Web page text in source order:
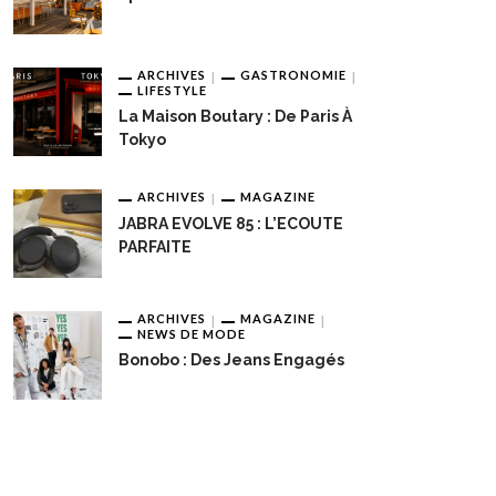
ARCHIVES
GASTRONOMIE
LIFESTYLE
La Maison Boutary : De Paris À
Tokyo
ARCHIVES MAGAZINE
JABRA EVOLVE 85 : L’ECOUTE
PARFAITE
ARCHIVES
MAGAZINE
NEWS DE MODE
Bonobo : Des Jeans Engagés